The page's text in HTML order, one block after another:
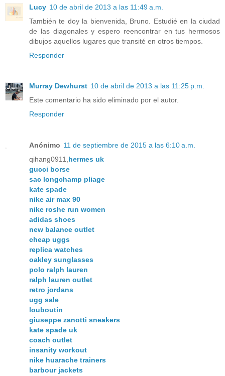
Lucy 10 de abril de 2013 a las 11:49 a.m.
También te doy la bienvenida, Bruno. Estudié en la ciudad
de las diagonales y espero reencontrar en tus hermosos
dibujos aquellos lugares que transité en otros tiempos.
Responder
Murray Dewhurst 10 de abril de 2013 a las 11:25 p.m.
Este comentario ha sido eliminado por el autor.
Responder
Anónimo 11 de septiembre de 2015 a las 6:10 a.m.
qihang0911,hermes uk
gucci borse
sac longchamp pliage
kate spade
nike air max 90
nike roshe run women
adidas shoes
new balance outlet
cheap uggs
replica watches
oakley sunglasses
polo ralph lauren
ralph lauren outlet
retro jordans
ugg sale
louboutin
giuseppe zanotti sneakers
kate spade uk
coach outlet
insanity workout
nike huarache trainers
barbour jackets